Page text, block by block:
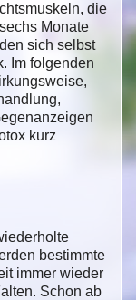
die
Monate
sich selbst
Im folgenden
kurz
bestimmte
immer wieder
Schon ab